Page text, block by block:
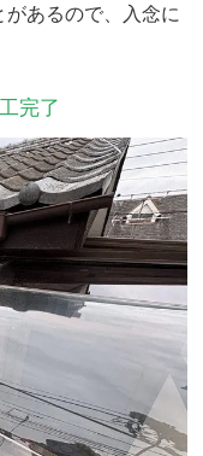
あるので、入念に
完了